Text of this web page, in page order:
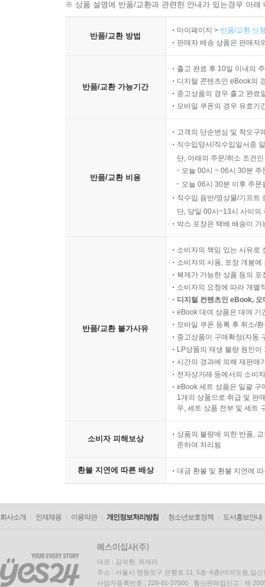
대니얼의 임신 사실을 안 올슨은 오스틴에게 마
리네트의 만류에도 불구하고 깜짝 파티를 준비한다.
수잔은 이안의 부모님을 집으로 초대하지만 하
가버린다. 가브리엘은 빅터네 집에서 저녁을 먹
이안과 수잔이 물이 빠지자 마이크가 구해 주고
빅터의 모습에 반해 사랑을 나누고는 빅터가 연락
리네트는 전기 오븐이 고장나면서 난처한 상황
가브리엘은 약혼식 날 이디와 카를로스가 사
경계한다. 수잔은 결국 이안을 선택하기로 결심
[ DISC 6 ]
리네트는 식당 일을 끝내고 릭과 오붓한 시간을
함께 행복한 시간을 보낸다. 수잔은 마이크가 갑
수잔은 마이크에게 청혼을 받고 취소했던 결혼
리네트는 톰을 냉정하게 대하고 결국 둘은 크게
리네트는 치료비를 구하느라고 애를 먹고, 평소
※ 상품 설명에 반품/교환과 관련한 안내가 있는경우 아
반품/교환 방법
마이페이지 > 반품/교환 신
판매자 배송 상품은 판매자
반품/교환 가능기간
출고 완료 후 10일 이내의
디지털 콘텐츠인 eBook의
중고상품의 경우 출고 완료
모바일 쿠폰의 경우 유효기
반품/교환 비용
고객의 단순변심 및 착오구
직수입양서/직수입일서중
단, 아래의 주문/취소 조건
오늘 00시 ~ 06시 30분
오늘 06시 30분 이후 주
직수입 음반/영상물/기프트
단, 당일 00시~13시 사이의
박스 포장은 택배 배송이
반품/교환 불가사유
소비자의 책임 있는 사유로
소비자의 사용, 포장 개봉
복제가 가능한 상품 등의
소비자의 요청에 따라 개별
디지털 컨텐츠인 eBook,
eBook 대여 상품은 대여 기
모바일 쿠폰 등록 후 취소/
중고상품이 구매확정(자동
LP상품의 재생 불량 원인
시간의 경과에 의해 재판매
전자상거래 등에서의 소비
eBook 세트 상품은 일괄 구
1개의 상품으로 취급 및 판
우, 세트 상품 전부 및 세트
소비자 피해보상
상품의 불량에 의한 반품,
준하여 처리됨
환불 지연에 따른 배상 대금 환불 및 환불 지연에
회사소개 인재채용 이용약관 개인정보처리방침 청소년보호정책 도서홍보안내
대표 : 김석환, 최세라
주소 : 서울시 영등포구 은행로 11, 5층~6층(여의도동,일신
사업자등록번호 : 229-81-37000 통신판매업신고 : 제